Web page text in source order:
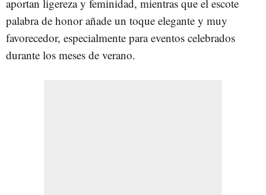
aportan ligereza y feminidad, mientras que el escote
palabra de honor añade un toque elegante y muy
favorecedor, especialmente para eventos celebrados
durante los meses de verano.